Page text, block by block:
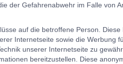
der Gefahrenabwehr im Falle von
auf die betroffene Person. Diese
Internetseite sowie die Werbung
unserer Internetseite zu
bereitzustellen. Diese